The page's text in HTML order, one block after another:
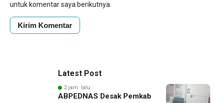
untuk komentar saya berikutnya.
Latest Post
2 jam lalu
ABPEDNAS Desak Pemkab